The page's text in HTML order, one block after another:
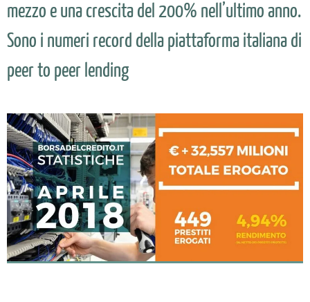
mezzo e una crescita del 200% nell’ultimo anno.
Sono i numeri record della piattaforma italiana di
peer to peer lending